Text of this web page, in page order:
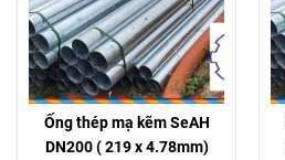
Ống thép mạ kẽm SeAH
DN200 ( 219 x 4.78mm)